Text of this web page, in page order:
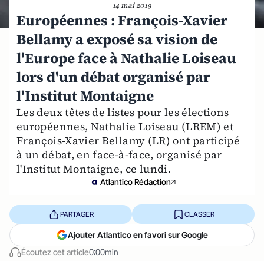
14 mai 2019
Européennes : François-Xavier
Bellamy a exposé sa vision de
l'Europe face à Nathalie Loiseau
lors d'un débat organisé par
l'Institut Montaigne
Les deux têtes de listes pour les élections
européennes, Nathalie Loiseau (LREM) et
François-Xavier Bellamy (LR) ont participé
à un débat, en face-à-face, organisé par
l'Institut Montaigne, ce lundi.
Atlantico Rédaction
Écoutez cet article0:00min
PARTAGER CLASSER
Ajouter Atlantico en favori sur Google